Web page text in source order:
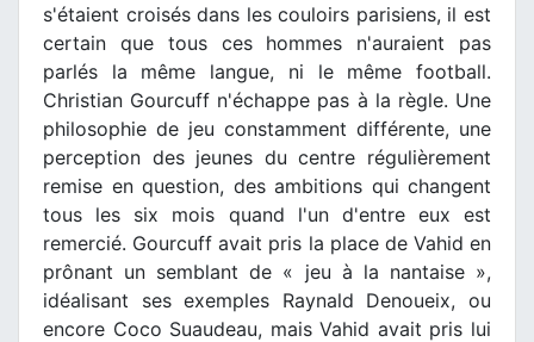
s'étaient croisés dans les couloirs parisiens, il est
certain que tous ces hommes n'auraient pas
parlés la même langue, ni le même football.
Christian Gourcuff n'échappe pas à la règle. Une
philosophie de jeu constamment différente, une
perception des jeunes du centre régulièrement
remise en question, des ambitions qui changent
tous les six mois quand l'un d'entre eux est
remercié. Gourcuff avait pris la place de Vahid en
prônant un semblant de « jeu à la nantaise »,
idéalisant ses exemples Raynald Denoueix, ou
encore Coco Suaudeau, mais Vahid avait pris lui